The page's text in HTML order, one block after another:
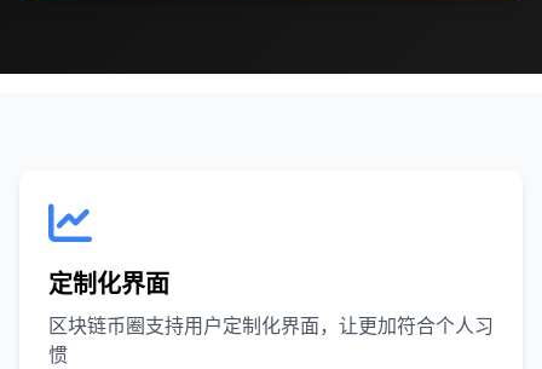
定制化界面
区块链币圈支持用户定制化界面，让更加符合个人习
惯